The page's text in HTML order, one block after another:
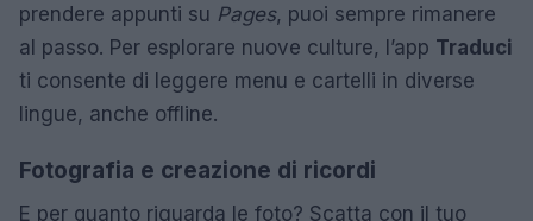
prendere appunti su Pages, puoi sempre rimanere
al passo. Per esplorare nuove culture, l’app Traduci
ti consente di leggere menu e cartelli in diverse
lingue, anche offline.
Fotografia e creazione di ricordi
E per quanto riguarda le foto? Scatta con il tuo